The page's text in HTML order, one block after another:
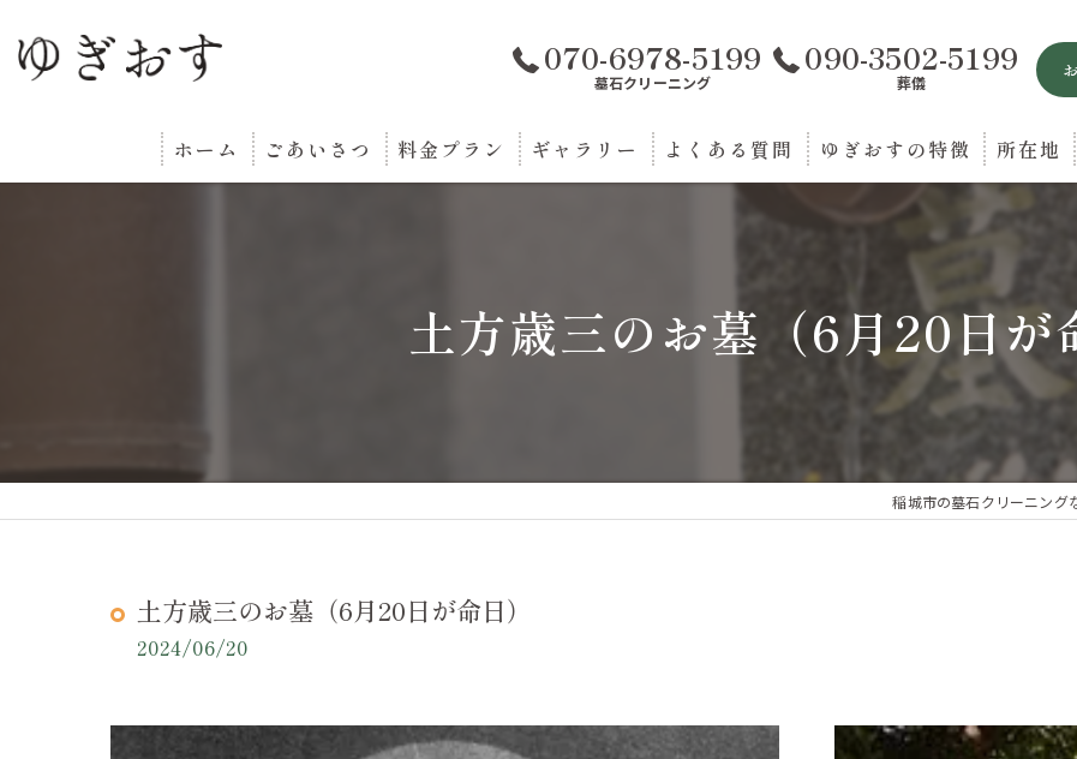
070-6978-5199
墓石クリーニング
090-3502-5199
葬儀
ホーム ごあいさつ 料金プラン ギャラリー よくある質問 ゆぎおすの特徴
法要
所在地
土方歳三のお墓（6月20日が
稲城市の墓石クリーニング
土方歳三のお墓（6月20日が命日）
2024/06/20